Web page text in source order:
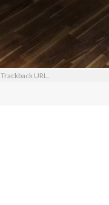
Trackback URL.